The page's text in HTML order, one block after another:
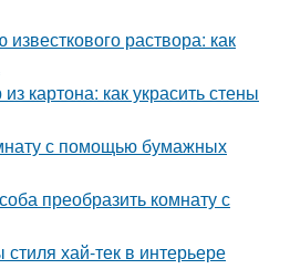
раствора: как
картона: как украсить стены
с помощью бумажных
преобразить комнату с
хай-тек в интерьере